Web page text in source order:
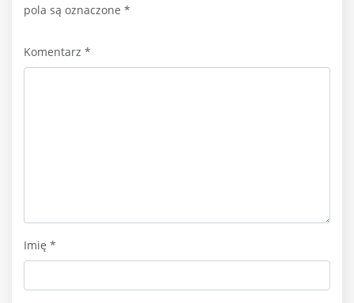
pola są oznaczone *
Komentarz *
Imię *